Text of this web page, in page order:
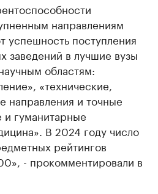
направлениям
успешность поступления
заведений в лучшие вузы
областям:
«технические,
направления и точные
и гуманитарные
В 2024 году число
рейтингов
- прокомментировали в